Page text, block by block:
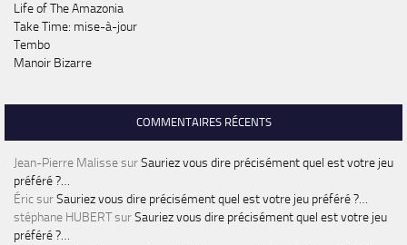
Life of The Amazonia
Take Time: mise-à-jour
Tembo
Manoir Bizarre
COMMENTAIRES RÉCENTS
Jean-Pierre MalissesurSauriez vous dire précisément quel est votre jeu
préféré ?…
ÉricsurSauriez vous dire précisément quel est votre jeu préféré ?…
stéphane HUBERTsurSauriez vous dire précisément quel est votre jeu
préféré ?…